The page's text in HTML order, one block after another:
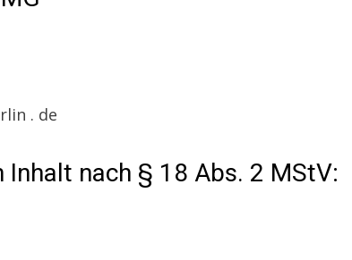
. de
nach § 18 Abs. 2 MStV: